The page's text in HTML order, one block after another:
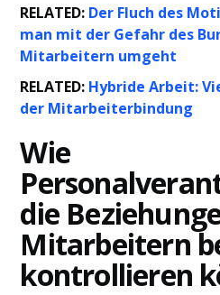
RELATED: Der Fluch des
man mit der Gefahr des
Mitarbeitern umgeht
RELATED: Hybride Arbeit:
der Mitarbeiterbindung
Wie
die
Mitarbeitern
kontrollieren